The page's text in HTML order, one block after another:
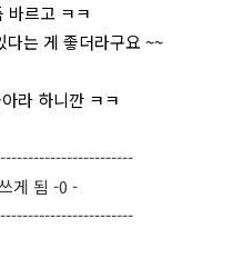
바르고 ㅋㅋ
다는 게 좋더라구요 ~~
라 하니깐 ㅋㅋ
게 됨 -0 -